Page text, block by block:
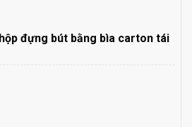
đựng bút bằng bìa carton tái